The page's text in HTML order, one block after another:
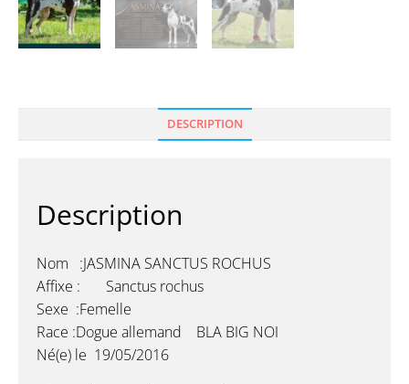
DESCRIPTION
Description
Nom :JASMINA SANCTUS ROCHUS
Affixe : Sanctus rochus
Sexe :Femelle
Race :Dogue allemand BLA BIG NOI
Né(e) le 19/05/2016